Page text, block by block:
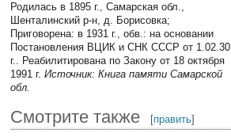
Родилась в 1895 г., Самарская обл.,
Шенталинский р-н, д. Борисовка;
Приговорена: в 1931 г., обв.: на основании
Постановления ВЦИК и СНК СССР от 1.02.30
г.. Реабилитирована по Закону от 18 октября
1991 г.Источник: Книга памяти Самарской
обл.
Смотрите также [править]